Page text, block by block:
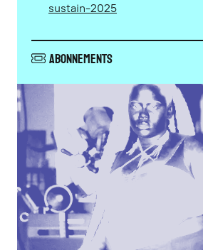
sustain-2025
Abonnements